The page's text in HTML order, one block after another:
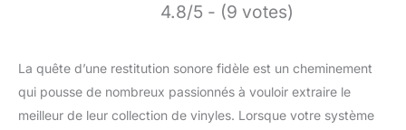
4.8/5 - (9 votes)
La quête d’une restitution sonore fidèle est un cheminement
qui pousse de nombreux passionnés à vouloir extraire le
meilleur de leur collection de vinyles. Lorsque votre système